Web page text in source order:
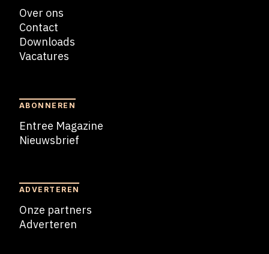
Over ons
Contact
Downloads
Vacatures
ABONNEREN
Entree Magazine
Nieuwsbrief
ADVERTEREN
Onze partners
Adverteren